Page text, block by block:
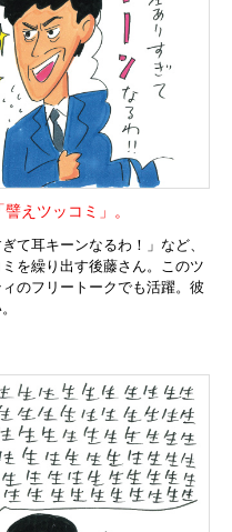
えツッコミ」。
て耳キーンなるわ！」など、
を繰り出す後藤さん。このツ
のフリートークでも活躍。彼